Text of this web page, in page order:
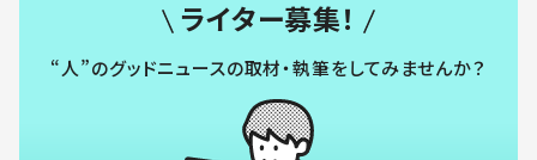
ライター募集！
“人”のグッドニュースの取材・執筆をしてみませんか？